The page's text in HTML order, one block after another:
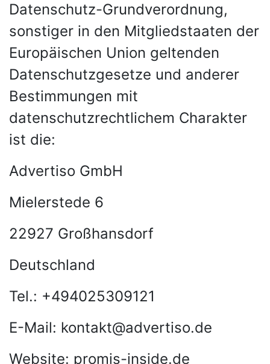
Datenschutz-Grundverordnung,
sonstiger in den Mitgliedstaaten der
Europäischen Union geltenden
Datenschutzgesetze und anderer
Bestimmungen mit
datenschutzrechtlichem Charakter
ist die:
Advertiso GmbH
Mielerstede 6
22927 Großhansdorf
Deutschland
Tel.: +494025309121
E-Mail: kontakt@advertiso.de
Website: promis-inside.de